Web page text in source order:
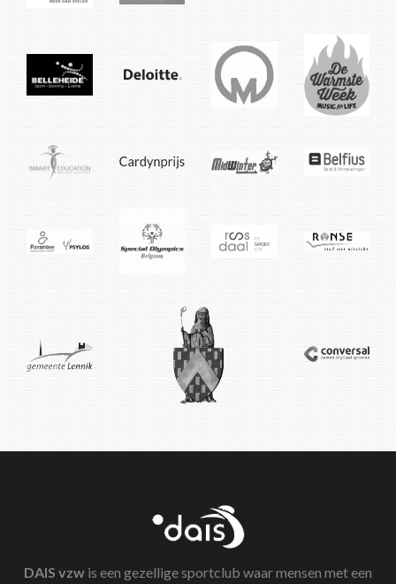
DAIS vzw is een gezellige sportclub waar mensen met een